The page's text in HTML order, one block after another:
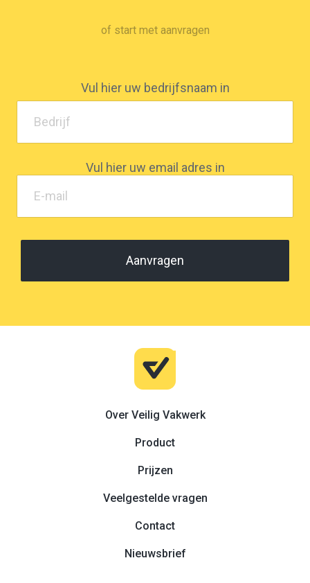
of start met aanvragen
Vul hier uw bedrijfsnaam in
Vul hier uw email adres in
Aanvragen
Over Veilig Vakwerk
Product
Prijzen
Veelgestelde vragen
Contact
Nieuwsbrief